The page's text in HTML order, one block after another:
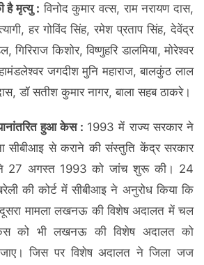
है मृत्यु : विनोद कुमार वत्स, राम नरायण दास,
हर गोविंद सिंह, रमेश प्रताप सिंह, देवेंद्र
गिरिराज किशोर, विष्णुहरि डालमिया, मोरेश्वर
जगदीश मुनि महाराज, बालकुंठ लाल
डॉ सतीश कुमार नागर, बाला सहब ठाकरे।
हुआ केस : 1993 में राज्य सरकार ने
सीबीआइ से कराने की संस्तुति केंद्र सरकार
27 अगस्त 1993 को जांच शुरू की। 24
की कोर्ट में सीबीआइ ने अनुरोध किया कि
मामला लखनऊ की विशेष अदालत में चल
को भी लखनऊ की विशेष अदालत को
जाए। जिस पर विशेष अदालत ने जिला जज